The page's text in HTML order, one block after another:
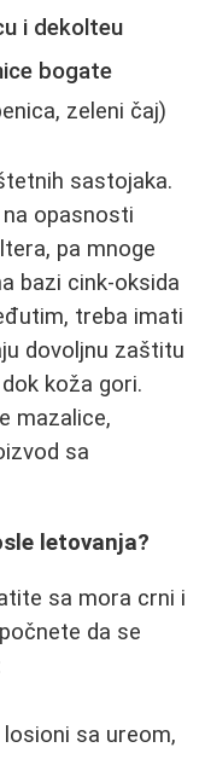
i dekolteu
bogate
zeleni čaj)
sastojaka.
opasnosti
pa mnoge
bazi cink-oksida
treba imati
dovoljnu zaštitu
koža gori.
mazalice,
sa
letovanja?
sa mora crni i
da se
losioni sa ureom,